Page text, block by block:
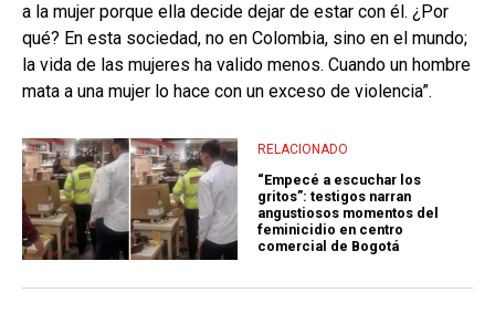
a la mujer porque ella decide dejar de estar con él. ¿Por
qué? En esta sociedad, no en Colombia, sino en el mundo;
la vida de las mujeres ha valido menos. Cuando un hombre
mata a una mujer lo hace con un exceso de violencia”.
RELACIONADO
“Empecé a escuchar los
gritos”: testigos narran
angustiosos momentos del
feminicidio en centro
comercial de Bogotá